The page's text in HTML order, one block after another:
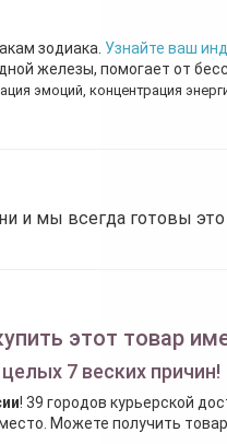
зодиака. Узнайте ваш
железы, помогает от
эмоций, концентрация
и мы всегда готовы
этот товар
7 веских причин!
! 39 городов курьерской
Можете получить